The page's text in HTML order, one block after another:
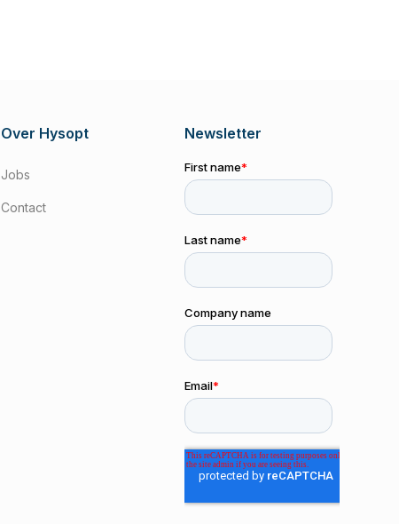
Over Hysopt
Jobs
Contact
Newsletter